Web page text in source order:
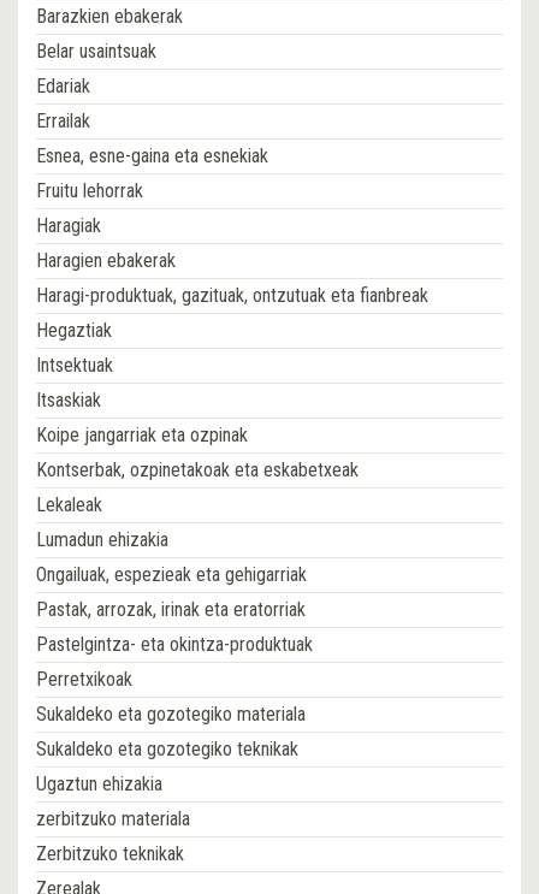
Barazkien ebakerak
Belar usaintsuak
Edariak
Errailak
Esnea, esne-gaina eta esnekiak
Fruitu lehorrak
Haragiak
Haragien ebakerak
Haragi-produktuak, gazituak, ontzutuak eta fianbreak
Hegaztiak
Intsektuak
Itsaskiak
Koipe jangarriak eta ozpinak
Kontserbak, ozpinetakoak eta eskabetxeak
Lekaleak
Lumadun ehizakia
Ongailuak, espezieak eta gehigarriak
Pastak, arrozak, irinak eta eratorriak
Pastelgintza- eta okintza-produktuak
Perretxikoak
Sukaldeko eta gozotegiko materiala
Sukaldeko eta gozotegiko teknikak
Ugaztun ehizakia
zerbitzuko materiala
Zerbitzuko teknikak
Zerealak